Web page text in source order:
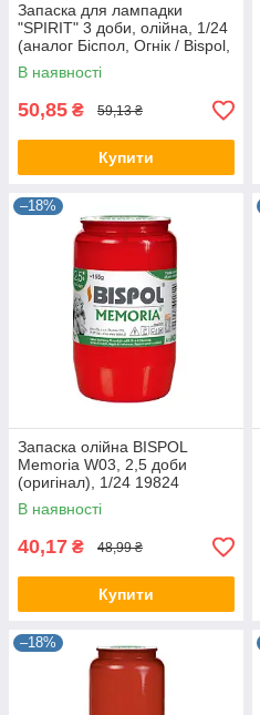
Запаска для лампадки
"SPIRIT" 3 доби, олійна, 1/24
(аналог Біспол, Огнік / Bispol,
Ognik)
В наявності
50,85 ₴ 59,13 ₴
Купити
–18%
Запаска олійна BISPOL
Memoria W03, 2,5 доби
(оригінал), 1/24 19824
В наявності
40,17 ₴ 48,99 ₴
Купити
–18%